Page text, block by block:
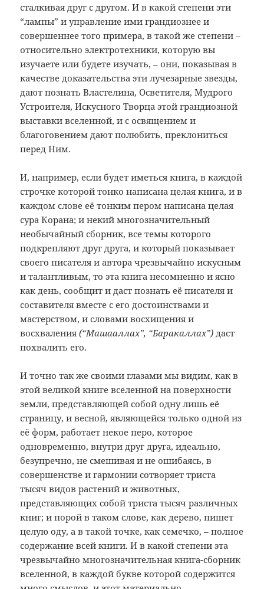
сталкивая друг с другом. И в какой степени эти
“лампы” и управление ими грандиознее и
совершеннее того примера, в такой же степени –
относительно электротехники, которую вы
изучаете или будете изучать, – они, показывая в
качестве доказательства эти лучезарные звезды,
дают познать Властелина, Осветителя, Мудрого
Устроителя, Искусного Творца этой грандиозной
выставки вселенной, и с освящением и
благоговением дают полюбить, преклониться
перед Ним.
И, например, если будет иметься книга, в каждой
строчке которой тонко написана целая книга, и в
каждом слове её тонким пером написана целая
сура Корана; и некий многозначительный
необычайный сборник, все темы которого
подкрепляют друг друга, и который показывает
своего писателя и автора чрезвычайно искусным
и талантливым, то эта книга несомненно и ясно
как день, сообщит и даст познать её писателя и
составителя вместе с его достоинствами и
мастерством, и словами восхищения и
восхваления(“Машааллах”, “Баракаллах”) даст
похвалить его.
И точно так же своими глазами мы видим, как в
этой великой книге вселенной на поверхности
земли, представляющей собой одну лишь её
страницу, и весной, являющейся только одной из
её форм, работает некое перо, которое
одновременно, внутри друг друга, идеально,
безупречно, не смешивая и не ошибаясь, в
совершенстве и гармонии сотворяет триста
тысяч видов растений и животных,
представляющих собой триста тысяч различных
книг; и порой в таком слове, как дерево, пишет
целую оду, а в такой точке, как ­семечко, – полное
содержание всей книги. И в какой степени эта
чрезвычайно многозначительная книга-сборник
вселенной, в каждой букве ­которой содержится